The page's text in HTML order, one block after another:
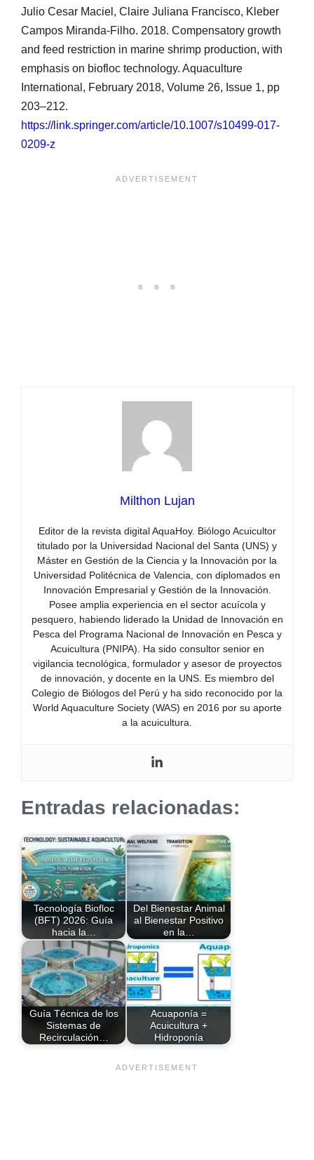
Julio Cesar Maciel, Claire Juliana Francisco, Kleber
Campos Miranda-Filho. 2018. Compensatory growth
and feed restriction in marine shrimp production, with
emphasis on biofloc technology. Aquaculture
International, February 2018, Volume 26, Issue 1, pp
203–212.
https://link.springer.com/article/10.1007/s10499-017-
0209-z
Milthon Lujan
Editor de la revista digital AquaHoy. Biólogo Acuicultor
titulado por la Universidad Nacional del Santa (UNS) y
Máster en Gestión de la Ciencia y la Innovación por la
Universidad Politécnica de Valencia, con diplomados en
Innovación Empresarial y Gestión de la Innovación.
Posee amplia experiencia en el sector acuícola y
pesquero, habiendo liderado la Unidad de Innovación en
Pesca del Programa Nacional de Innovación en Pesca y
Acuicultura (PNIPA). Ha sido consultor senior en
vigilancia tecnológica, formulador y asesor de proyectos
de innovación, y docente en la UNS. Es miembro del
Colegio de Biólogos del Perú y ha sido reconocido por la
World Aquaculture Society (WAS) en 2016 por su aporte
a la acuicultura.
Entradas relacionadas:
Tecnología Biofloc
(BFT) 2026: Guía
hacia la…
Del Bienestar Animal
al Bienestar Positivo
en la…
Guía Técnica de los
Sistemas de
Recirculación…
Acuaponía =
Acuicultura +
Hidroponía